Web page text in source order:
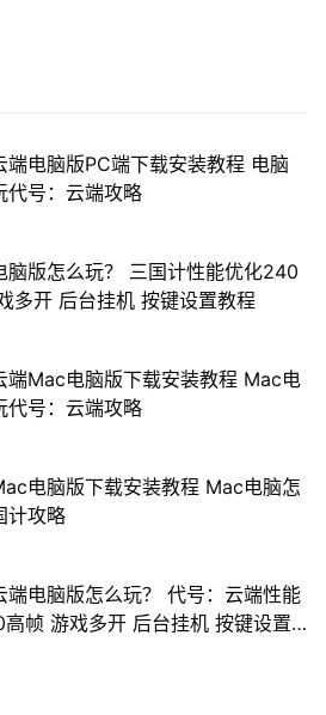
端电脑版PC端下载安装教程 电脑
代号：云端攻略
脑版怎么玩？ 三国计性能优化240
多开 后台挂机 按键设置教程
端Mac电脑版下载安装教程 Mac电
代号：云端攻略
电脑版下载安装教程 Mac电脑怎
计攻略
端电脑版怎么玩？ 代号：云端性能
帧 游戏多开 后台挂机 按键设置